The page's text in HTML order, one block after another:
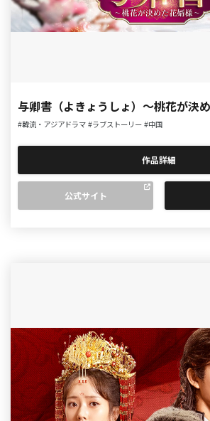
与卿書（よきょうしょ）～桃花が決
#韓流・アジアドラマ #ラブストーリー #中国
作品詳細
公式サイト